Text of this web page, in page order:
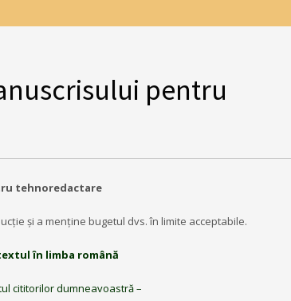
pentru
tehnoredactare
şi a menţine bugetul dvs. în limite acceptabile.
în limba română
cititorilor dumneavoastră –